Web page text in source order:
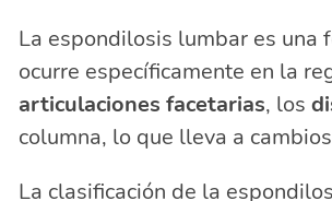
La espondilosis lumbar es una
ocurre específicamente en la
articulaciones facetarias, los
columna, lo que lleva a
La clasificación de la